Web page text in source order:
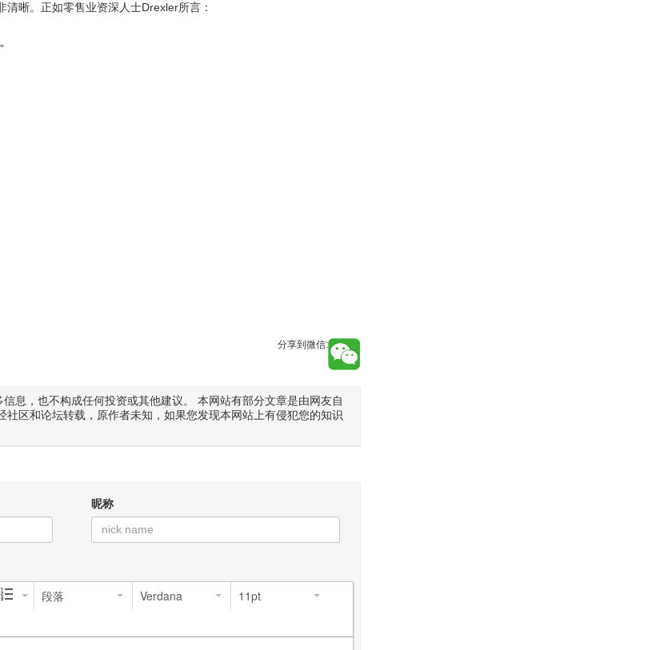
晰。正如零售业资深人士Drexler所言：
分享到微信:
息，也不构成任何投资或其他建议。 本网站有部分文章是由网友自
区和论坛转载，原作者未知，如果您发现本网站上有侵犯您的知识
昵称
段落 Verdana 11pt